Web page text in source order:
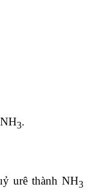
3.
urê thành NH3